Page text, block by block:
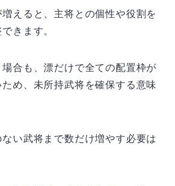
えると、主将との個性や役割を
きます。
合も、漂だけで全ての配置枠が
め、未所持武将を確保する意味
い武将まで数だけ増やす必要は